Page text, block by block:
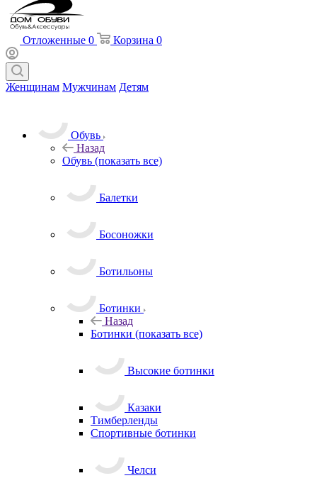
Отложенные 0 Корзина 0
Женщинам Мужчинам Детям
Обувь
Назад
Обувь (показать все)
Балетки
Босоножки
Ботильоны
Ботинки
Назад
Ботинки (показать все)
Высокие ботинки
Казаки
Тимберленды
Спортивные ботинки
Челси